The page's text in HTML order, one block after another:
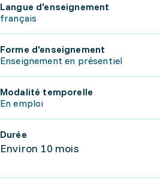
Langue d'enseignement
français
Forme d'enseignement
Enseignement en présentiel
Modalité temporelle
En emploi
Durée
Environ 10 mois